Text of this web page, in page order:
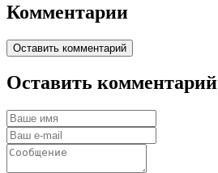
Комментарии
Оставить комментарий
Оставить комментарий